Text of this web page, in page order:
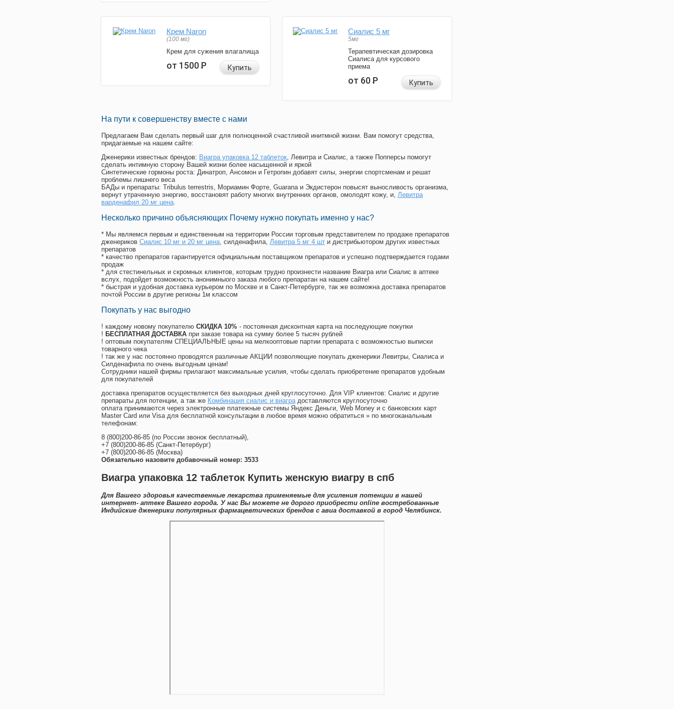
Крем Naron
(100 мг)
Крем для сужения влагалища
от 1500Р Купить
Сиалис 5 мг
5мг
Терапевтическая дозировка
Сиалиса для курсового
приема
от 60Р Купить
На пути к совершенству вместе с нами
Предлагаем Вам сделать первый шаг для полноценной счастливой инитмной жизни. Вам помогут средства,
придагаемые на нашем сайте:
Дженерики известных брендов: Виагра упаковка 12 таблеток, Левитра и Сиалис, а также Попперсы помогут
сделать интимную сторону Вашей жизни более насыщенной и яркой
Синтетические гормоны роста: Динатроп, Ансомон и Гетропин добавят силы, энергии спортсменам и решат
проблемы лишнего веса
БАДы и препараты: Tribulus terrestris, Мориамин Форте, Guarana и Экдистерон повысят выносливость организма,
вернут утраченную энергию, восстановят работу многих внутренних органов, омолодят кожу, и, Левитра
варденафил 20 мг цена.
Несколько причино объясняющих Почему нужно покупать именно у нас?
* Мы являемся первым и единственным на территории России торговым представителем по продаже препаратов
дженериков Сиалис 10 мг и 20 мг цена, силденафила, Левитра 5 мг 4 шт и дистрибьютором других известных
препаратов
* качество препаратов гарантируется официальным поставщиком препаратов и успешно подтверждается годами
продаж
* для стестинельных и скромных клиентов, которым трудно произнести название Виагра или Сиалис в аптеке
вслух, подойдет возможность анонимныого заказа любого препаратан на нашем сайте!
* быстрая и удобная доставка курьером по Москве и в Санкт-Петербурге, так же возможна доставка препаратов
почтой России в другие регионы 1м классом
Покупать у нас выгодно
! каждому новому покупателю СКИДКА 10% - постоянная дисконтная карта на последующие покупки
! БЕСПЛАТНАЯ ДОСТАВКА при заказе товара на сумму более 5 тысяч рублей
! оптовым покупателям СПЕЦИАЛЬНЫЕ цены на мелкооптовые партии препарата с возможностью выписки
товарного чека
! так же у нас постоянно проводятся различные АКЦИИ позволяющие покупать дженерики Левитры, Сиалиса и
Силденафила по очень выгодным ценам!
Cотрудники нашей фирмы прилагают максимальные усилия, чтобы сделать приобретение препаратов удобным
для покупателей
доставка препаратов осуществляется без выходных дней круглосуточно. Для VIP клиентов: Сиалис и другие
препараты для потенции, а так же Комбинация сиалис и виаградоставляются круглосуточно
оплата принимаются через электронные платежные системы Яндекс Деньги, Web Money и с банковских карт
Master Card или Visa для бесплатной консультации в любое время можно обратиться » по многоканальным
телефонам:
8 (800)200-86-85 (по России звонок бесплатный),
+7 (800)200-86-85 (Санкт-Петербург)
+7 (800)200-86-85 (Москва)
Обязательно назовите добавочный номер: 3533
Виагра упаковка 12 таблеток Купить женскую виагру в спб
Для Вашего здоровья качественные лекарства применяемые для усиления потенции в нашей
интернет- аптеке Вашего города. У нас Вы можете не дорого приобрести online востребованные
Индийские дженерики популярных фармацевтических брендов с авиа доставкой в город Челябинск.